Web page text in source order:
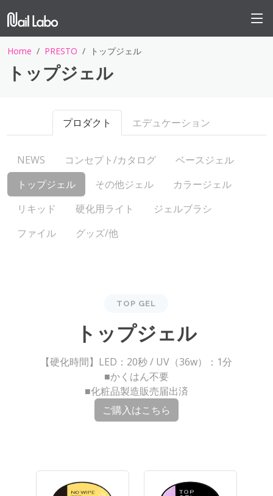
Home PRESTO トップジェル
トップジェル
プロダクト エデュケーション
NEWS コンセプト/カタログ
ベースジェル
トップジェル
その他ジェル
カラージェル
リキッド
硬化用ライト
ジェルブラシ
ファイル
グッズ/他
TOP GEL
トップジェル
【硬化時間】LED：20秒 / UV（36w）：1分
■かくはん不要
■化粧品製造販売届出済
ご購入はこちら